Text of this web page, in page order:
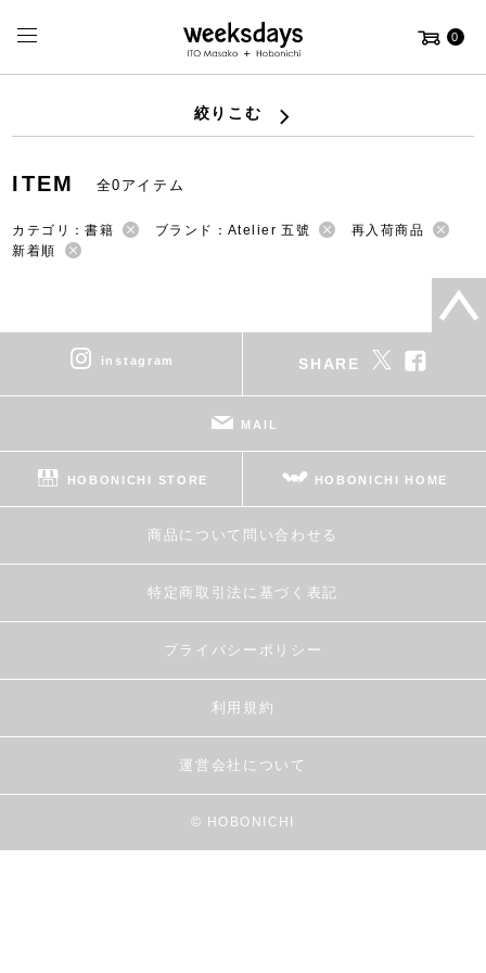
0
絞りこむ
ITEM 全0アイテム
カテゴリ：書籍 ブランド：Atelier 五號
再入荷商品
新着順
instagram SHARE
MAIL
HOBONICHI STORE HOBONICHI HOME
商品について問い合わせる
特定商取引法に基づく表記
プライバシーポリシー
利用規約
運営会社について
© HOBONICHI